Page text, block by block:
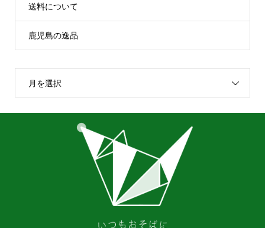
送料について
鹿児島の逸品
月を選択